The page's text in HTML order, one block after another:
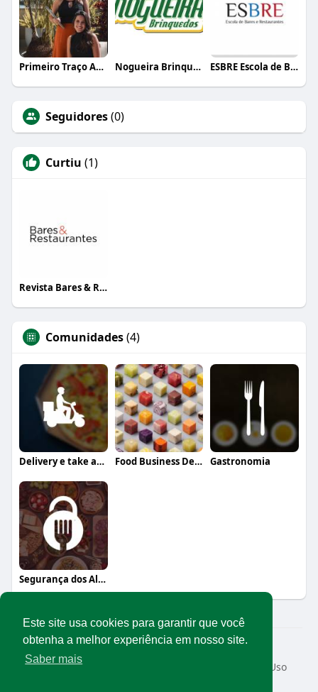
Este site usa cookies para garantir que você
obtenha a melhor experiência em nosso site.
Saber mais
Primeiro Traço Arquitetura Nogueira Brinquedos ESBRE Escola de Bares e Restaurantes
Seguidores(0)
Curtiu (1)
Revista Bares & Restaurantes
Comunidades(4)
Delivery e take away Food Business Design Gastronomia
Segurança dos Alimentos
© 2026 Rede Abrasel
Início
Sobre
Termos de Uso